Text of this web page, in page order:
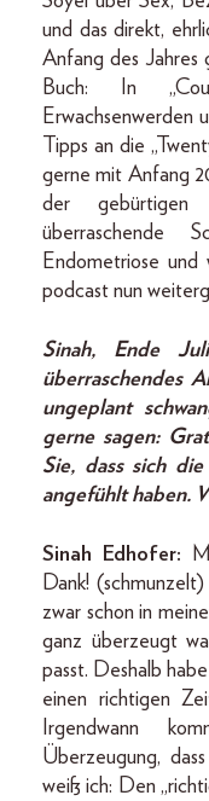
und das direkt,
Anfang des Jahres
Buch: In
Erwachsenwerden
Tipps an die
gerne mit Anfang
der gebürtigen
überraschende
Endometriose
podcast nun
Sinah, Ende
überraschendes
ungeplant
gerne sagen:
Sie, dass sich
angefühlt haben.
Sinah Edhofer:
Dank!
zwar schon in
ganz überzeugt
passt. Deshalb
einen richtigen
Irgendwann
Überzeugung,
weiß ich: Den